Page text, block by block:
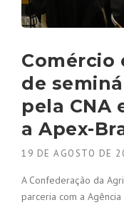
Comércio
de
pela CNA
a Apex-
19 DE AGOSTO DE
A Confederação da
parceria com a